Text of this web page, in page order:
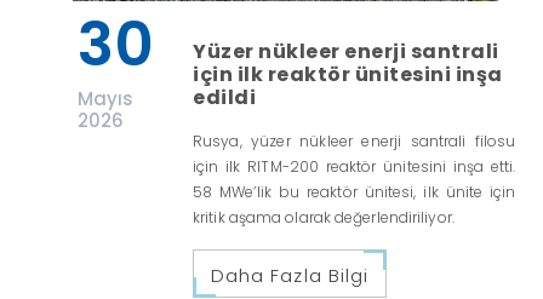
30
Mayıs
2026
Yüzer nükleer enerji santrali
için ilk reaktör ünitesini inşa
edildi
Rusya, yüzer nükleer enerji santrali filosu
için ilk RITM-200 reaktör ünitesini inşa etti.
58 MWe’lik bu reaktör ünitesi, ilk ünite için
kritik aşama olarak değerlendiriliyor.
Daha Fazla Bilgi